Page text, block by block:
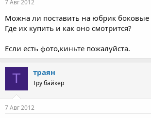
7 Авг 2012
Можна ли поставить на юбрик боковые
Где их купить и как оно смотрится?
Если есть фото,киньте пожалуйста.
Т траян
Тру байкер
7 Авг 2012